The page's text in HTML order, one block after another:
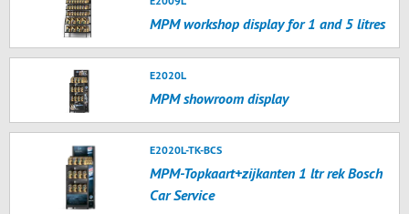
MPM workshop display for 1 and 5 litres
E2020L
MPM showroom display
E2020L-TK-BCS
MPM-Topkaart+zijkanten 1 ltr rek Bosch
Car Service